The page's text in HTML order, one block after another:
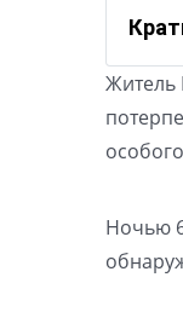
Житель
Ночью